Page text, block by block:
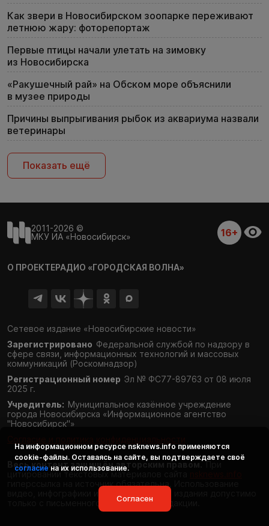
Как звери в Новосибирском зоопарке переживают
летнюю жару: фоторепортаж
Первые птицы начали улетать на зимовку
из Новосибирска
«Ракушечный рай» на Обском море объяснили
в музее природы
Причины выпрыгивания рыбок из аквариума назвали
ветеринары
Показать ещё
2011-2026 ©
МКУ ИА «Новосибирск»
16+
О ПРОЕКТЕРАДИО «ГОРОДСКАЯ ВОЛНА»
Сетевое издание «Новосибирские новости»
Зарегистрировано Федеральной службой по надзору в
сфере связи, информационных технологий и массовых
коммуникаций (Роскомнадзор)
Регистрационный номер Эл № ФС77-89763 от 08 июля
2025 г.
Учредитель: Муниципальное казённое учреждение
города Новосибирска «Информационное агентство
"Новосибирск"»
Весь контент защищён авторским правом. При
цитировании текстовых материалов сайта
гиперссылка на источник обязательна. Использование
видео, инфографики и фотоматериалов издания допустимо
только с письменного разрешения редакции.
На информационном ресурсе nsknews.info применяются
cookie-файлы. Оставаясь на сайте, вы подтверждаете своё
согласие на их использование.
Согласен